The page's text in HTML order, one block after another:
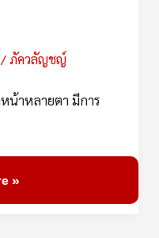
/ภัควลัญชญ์
าหลายตา มีการ
»